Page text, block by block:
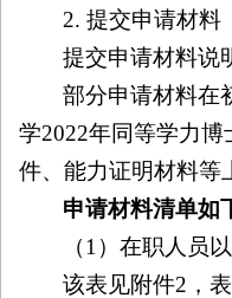
2.提交申请材料
提交申请材料说
部分申请材料在
学2022年同等学力博
件、能力证明材料等
申请材料清单如
（1 ）在职人员
该表见附件2 ，